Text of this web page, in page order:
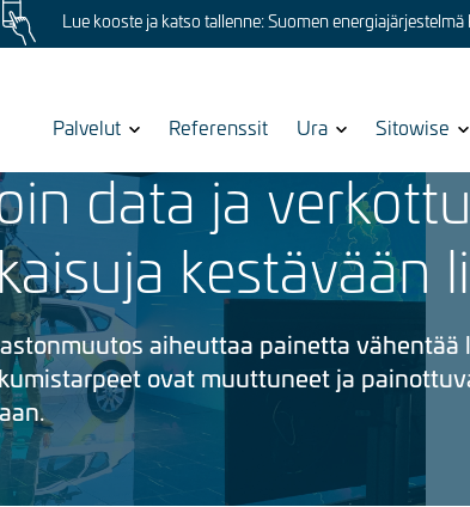
Image Lue kooste ja katso tallenne: Suomen
Show
for
Palvelut Referenssit
Show
for
Ura
Show
for
Sitowise
data ja
kestävään
aiheuttaa painetta
ovat muuttuneet ja